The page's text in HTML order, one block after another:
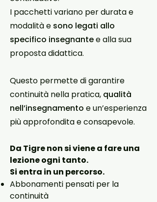
I pacchetti variano per durata e
modalità e sono legati allo
specifico insegnantee alla sua
proposta didattica.
Questo permette di garantire
continuità nella pratica, qualità
nell’insegnamento e un’esperienza
più approfondita e consapevole.
Da Tigre non si viene a fare una
lezione ogni tanto.
Si entra in un percorso.
Abbonamenti pensati per la
continuità